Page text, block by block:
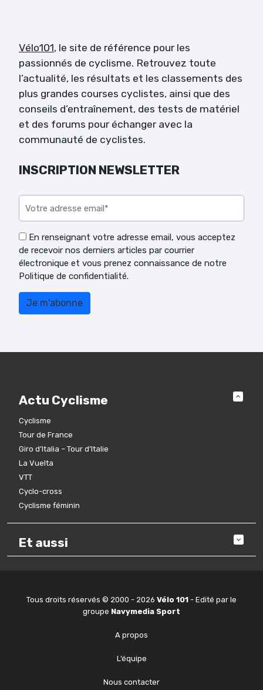
Vélo101, le site de référence pour les
passionnés de cyclisme. Retrouvez toute
l’actualité, les résultats et les classements des
plus grandes courses cyclistes, ainsi que des
conseils d’entraînement, des tests de matériel
et des forums pour échanger avec la
communauté de cyclistes.
INSCRIPTION NEWSLETTER
En renseignant votre adresse email, vous acceptez
de recevoir nos derniers articles par courrier
électronique et vous prenez connaissance de notre
Politique de confidentialité.
Actu Cyclisme
Cyclisme
Tour de France
Giro d’Italia – Tour d’Italie
La Vuelta
VTT
Cyclo-cross
Cyclisme féminin
Et aussi
Tous droits réservés © 2000 - 2026 Vélo 101 - Edité par le
groupe Navymedia Sport
A propos
L’équipe
Nous contacter